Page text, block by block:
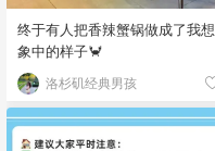
终于有人把香辣蟹锅做成了我想
象中的样子🦀
洛杉矶经典男孩